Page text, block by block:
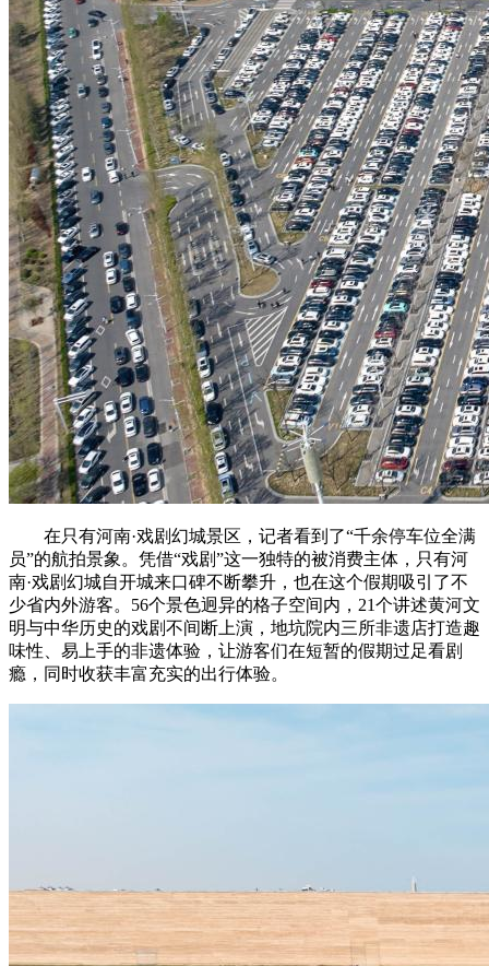
在只有河南·戏剧幻城景区，记者看到了“千余停车位全满
员”的航拍景象。凭借“戏剧”这一独特的被消费主体，只有河
南·戏剧幻城自开城来口碑不断攀升，也在这个假期吸引了不
少省内外游客。56个景色迥异的格子空间内，21个讲述黄河文
明与中华历史的戏剧不间断上演，地坑院内三所非遗店打造趣
味性、易上手的非遗体验，让游客们在短暂的假期过足看剧
瘾，同时收获丰富充实的出行体验。